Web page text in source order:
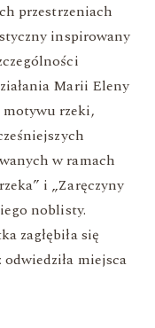
przestrzeniach
inspirowany
Marii Eleny
motywu rzeki,
w ramach
i „Zaręczyny
noblisty.
zagłębiła się
odwiedziła miejsca